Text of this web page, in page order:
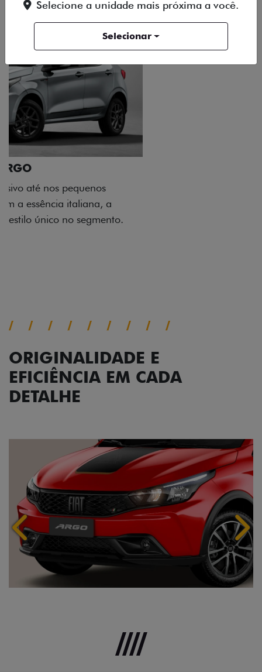
ACABAMENTO E DESIGN INTERNO
A flag italiana e o novo logo Fiat também aparecem
no interior do carro, que possui acabamento
impecável e detalhes escurecidos.
ORIGINALIDADE E
EFICIÊNCIA EM CADA
DETALHE
Anterior
Selecione a unidade mais próxima a você.
Selecionar